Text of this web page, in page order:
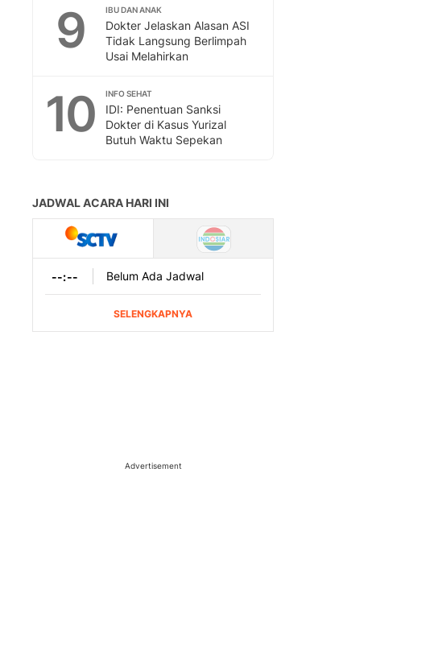
9 IBU DAN ANAK
Dokter Jelaskan Alasan ASI
Tidak Langsung Berlimpah
Usai Melahirkan
10 INFO SEHAT
IDI: Penentuan Sanksi
Dokter di Kasus Yurizal
Butuh Waktu Sepekan
Advertisement